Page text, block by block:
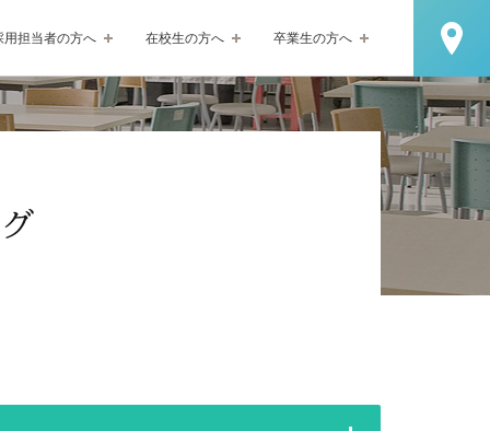
用担当者の方へ 在校生の方へ 卒業生の方へ